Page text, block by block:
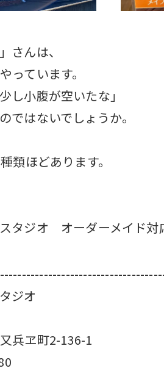
さんは、
っています。
し小腹が空いたな」
ではないでしょうか。
類ほどあります。
タジオ オーダーメイド対
ジオ
兵ヱ町2-136-1